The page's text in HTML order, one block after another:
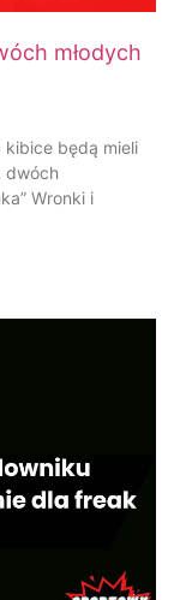
młodych
kibice będą mieli
dwóch
Wronki i